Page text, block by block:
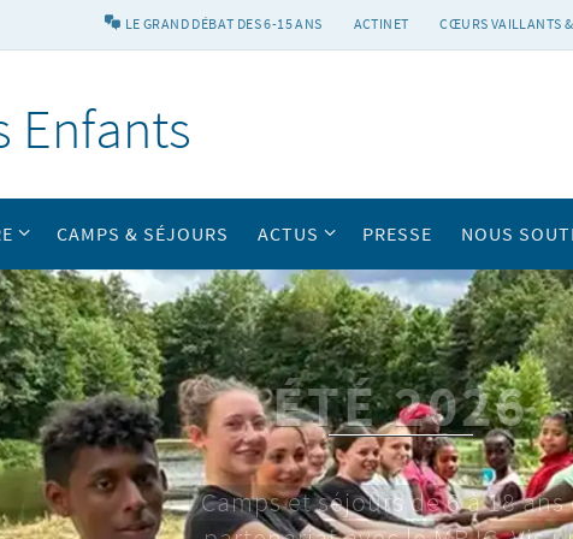
LE GRAND DÉBAT DES 6-15 ANS ACTINET CŒURS VAILLANTS
Enfants
CAMPS & SÉJOURS ACTUS PRESSE NOUS
Vitamine &
Abonne-toi aux revues des 6-